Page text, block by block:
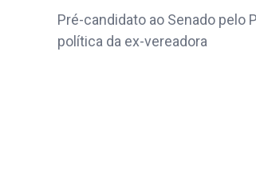
Pré-candidato ao Senado pelo
política da ex-vereadora